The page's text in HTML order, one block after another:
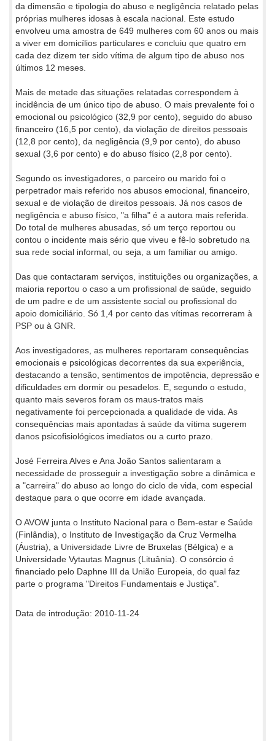
da dimensão e tipologia do abuso e negligência relatado pelas
próprias mulheres idosas à escala nacional. Este estudo
envolveu uma amostra de 649 mulheres com 60 anos ou mais
a viver em domicílios particulares e concluiu que quatro em
cada dez dizem ter sido vítima de algum tipo de abuso nos
últimos 12 meses.
Mais de metade das situações relatadas correspondem à
incidência de um único tipo de abuso. O mais prevalente foi o
emocional ou psicológico (32,9 por cento), seguido do abuso
financeiro (16,5 por cento), da violação de direitos pessoais
(12,8 por cento), da negligência (9,9 por cento), do abuso
sexual (3,6 por cento) e do abuso físico (2,8 por cento).
Segundo os investigadores, o parceiro ou marido foi o
perpetrador mais referido nos abusos emocional, financeiro,
sexual e de violação de direitos pessoais. Já nos casos de
negligência e abuso físico, "a filha" é a autora mais referida.
Do total de mulheres abusadas, só um terço reportou ou
contou o incidente mais sério que viveu e fê-lo sobretudo na
sua rede social informal, ou seja, a um familiar ou amigo.
Das que contactaram serviços, instituições ou organizações, a
maioria reportou o caso a um profissional de saúde, seguido
de um padre e de um assistente social ou profissional do
apoio domiciliário. Só 1,4 por cento das vítimas recorreram à
PSP ou à GNR.
Aos investigadores, as mulheres reportaram consequências
emocionais e psicológicas decorrentes da sua experiência,
destacando a tensão, sentimentos de impotência, depressão e
dificuldades em dormir ou pesadelos. E, segundo o estudo,
quanto mais severos foram os maus-tratos mais
negativamente foi percepcionada a qualidade de vida. As
consequências mais apontadas à saúde da vítima sugerem
danos psicofisiológicos imediatos ou a curto prazo.
José Ferreira Alves e Ana João Santos salientaram a
necessidade de prosseguir a investigação sobre a dinâmica e
a "carreira" do abuso ao longo do ciclo de vida, com especial
destaque para o que ocorre em idade avançada.
O AVOW junta o Instituto Nacional para o Bem-estar e Saúde
(Finlândia), o Instituto de Investigação da Cruz Vermelha
(Áustria), a Universidade Livre de Bruxelas (Bélgica) e a
Universidade Vytautas Magnus (Lituânia). O consórcio é
financiado pelo Daphne III da União Europeia, do qual faz
parte o programa "Direitos Fundamentais e Justiça".
Data de introdução: 2010-11-24